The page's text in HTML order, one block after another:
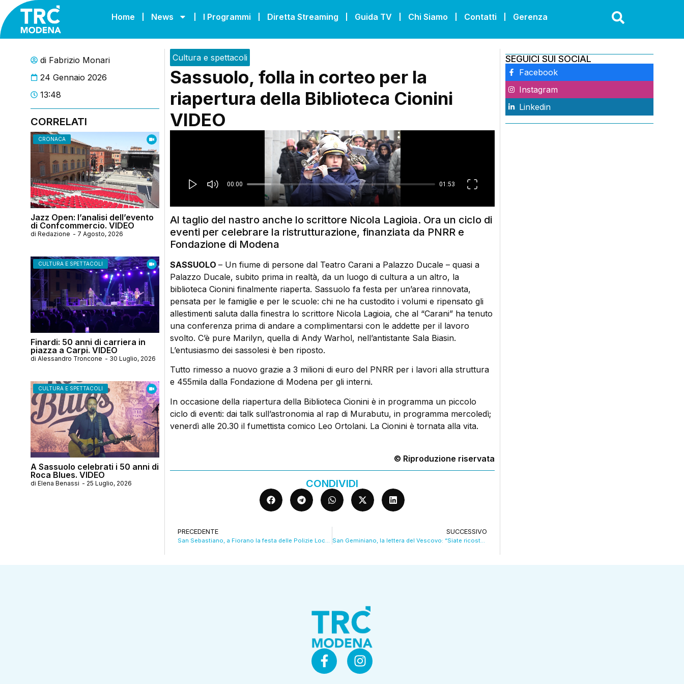
Home News I Programmi Diretta Streaming Guida TV Chi Siamo Contatti Gerenza
di Fabrizio Monari
24 Gennaio 2026
13:48
CORRELATI
CRONACA
Jazz Open: l’analisi dell’evento
di Confcommercio. VIDEO
di Redazione - 7 Agosto, 2026
CULTURA E SPETTACOLI
Finardi: 50 anni di carriera in
piazza a Carpi. VIDEO
di Alessandro Troncone - 30 Luglio, 2026
CULTURA E SPETTACOLI
A Sassuolo celebrati i 50 anni di
Roca Blues. VIDEO
di Elena Benassi - 25 Luglio, 2026
Cultura e spettacoli
Sassuolo, folla in corteo per la
riapertura della Biblioteca Cionini
VIDEO
Al taglio del nastro anche lo scrittore Nicola Lagioia. Ora un ciclo di
eventi per celebrare la ristrutturazione, finanziata da PNRR e
Fondazione di Modena
SASSUOLO – Un fiume di persone dal Teatro Carani a Palazzo Ducale – quasi a
Palazzo Ducale, subito prima in realtà, da un luogo di cultura a un altro, la
biblioteca Cionini finalmente riaperta. Sassuolo fa festa per un’area rinnovata,
pensata per le famiglie e per le scuole: chi ne ha custodito i volumi e ripensato gli
allestimenti saluta dalla finestra lo scrittore Nicola Lagioia, che al “Carani” ha tenuto
una conferenza prima di andare a complimentarsi con le addette per il lavoro
svolto. C’è pure Marilyn, quella di Andy Warhol, nell’antistante Sala Biasin.
L’entusiasmo dei sassolesi è ben riposto.
Tutto rimesso a nuovo grazie a 3 milioni di euro del PNRR per i lavori alla struttura
e 455mila dalla Fondazione di Modena per gli interni.
In occasione della riapertura della Biblioteca Cionini è in programma un piccolo
ciclo di eventi: dai talk sull’astronomia al rap di Murabutu, in programma mercoledì;
venerdì alle 20.30 il fumettista comico Leo Ortolani. La Cionini è tornata alla vita.
© Riproduzione riservata
CONDIVIDI
PRECEDENTE
San Sebastiano, a Fiorano la festa delle Polizie Locali del Distretto Ceramico VIDEO
SUCCESSIVO
San Geminiano, la lettera del Vescovo: “Siate ricostruttori di pace” VIDEO
SEGUICI SUI SOCIAL
Facebook
Instagram
Linkedin